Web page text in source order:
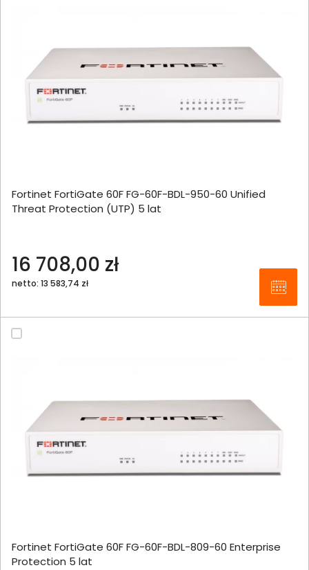
Fortinet FortiGate 60F FG-60F-BDL-950-60 Unified
Threat Protection (UTP) 5 lat
16 708,00 zł
netto: 13 583,74 zł
Fortinet FortiGate 60F FG-60F-BDL-809-60 Enterprise
Protection 5 lat